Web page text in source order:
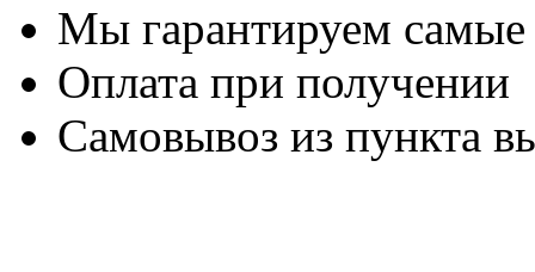
Мы гарантируем
Оплата при получении
Самовывоз из пункта